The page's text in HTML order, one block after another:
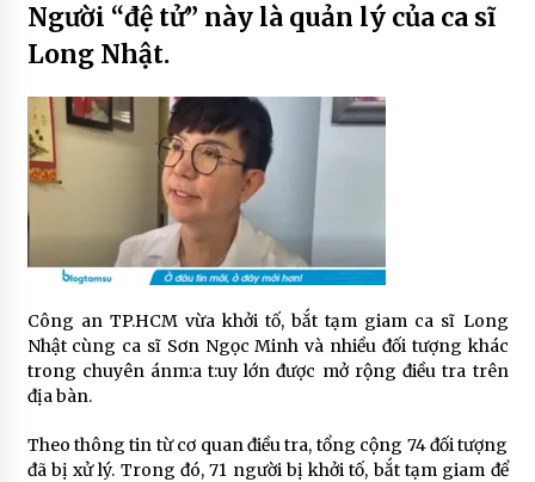
Người “đệ tử” này là quản lý của ca sĩ
Long Nhật.
Công an TP.HCM vừa khởi tố, bắt tạm giam ca sĩ Long
Nhậtcùng ca sĩ Sơn Ngọc Minh và nhiều đối tượng khác
trong chuyên ánm:a t:uy lớn được mở rộng điều tra trên
địa bàn.
Theo thông tin từ cơ quan điều tra, tổng cộng 74 đối tượng
đã bị xử lý. Trong đó, 71 người bị khởi tố, bắt tạm giam để